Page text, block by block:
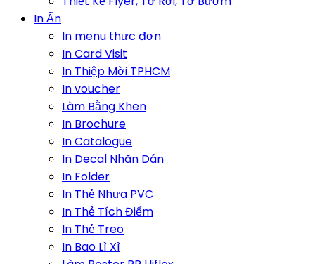
In Ấn
In menu thực đơn
In Card Visit
In Thiệp Mời TPHCM
In voucher
Làm Bằng Khen
In Brochure
In Catalogue
In Decal Nhãn Dán
In Folder
In Thẻ Nhựa PVC
In Thẻ Tích Điểm
In Thẻ Treo
In Bao Lì Xì